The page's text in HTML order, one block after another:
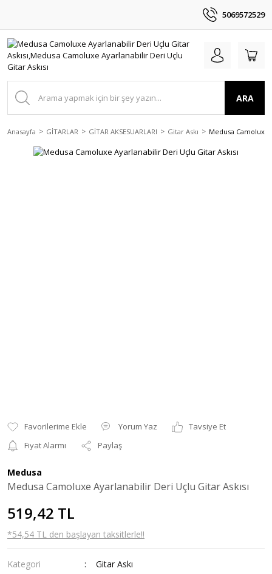
5069572529
ARA
Anasayfa GİTARLAR GİTAR AKSESUARLARI Gitar Askı Medusa Camoluxe
Yorum Yaz
Tavsiye Et
Fiyat Alarmı
Paylaş
Medusa
Medusa Camoluxe Ayarlanabilir Deri Uçlu Gitar Askısı
519,42 TL
*54,54 TL den başlayan taksitlerle!!
Kategori
Gitar Askı